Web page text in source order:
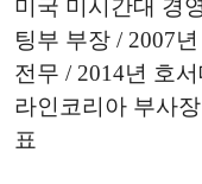
미국 미시간대 경
팅부 부장 / 2007
전무 / 2014년 호
라인코리아 부사
표